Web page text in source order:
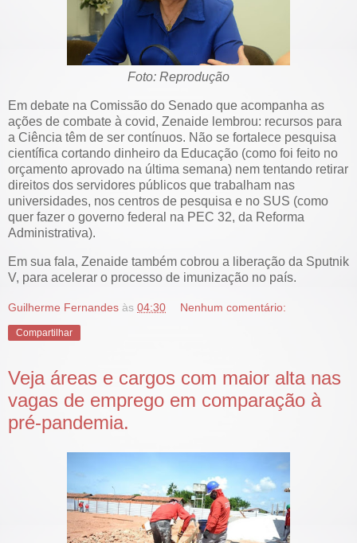
Foto: Reprodução
Em debate na Comissão do Senado que acompanha as
ações de combate à covid, Zenaide lembrou: recursos para
a Ciência têm de ser contínuos. Não se fortalece pesquisa
científica cortando dinheiro da Educação (como foi feito no
orçamento aprovado na última semana) nem tentando retirar
direitos dos servidores públicos que trabalham nas
universidades, nos centros de pesquisa e no SUS (como
quer fazer o governo federal na PEC 32, da Reforma
Administrativa).
Em sua fala, Zenaide também cobrou a liberação da Sputnik
V, para acelerar o processo de imunização no país.
Guilherme Fernandes às 04:30 Nenhum comentário:
Compartilhar
Veja áreas e cargos com maior alta nas
vagas de emprego em comparação à
pré-pandemia.